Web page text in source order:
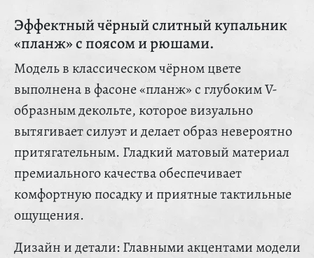
Эффектный чёрный слитный купальник
«планж» с поясом и рюшами.
Модель в классическом чёрном цвете
выполнена в фасоне «планж» с глубоким V-
образным декольте, которое визуально
вытягивает силуэт и делает образ невероятно
притягательным. Гладкий матовый материал
премиального качества обеспечивает
комфортную посадку и приятные тактильные
ощущения.
Дизайн и детали: Главными акцентами модели